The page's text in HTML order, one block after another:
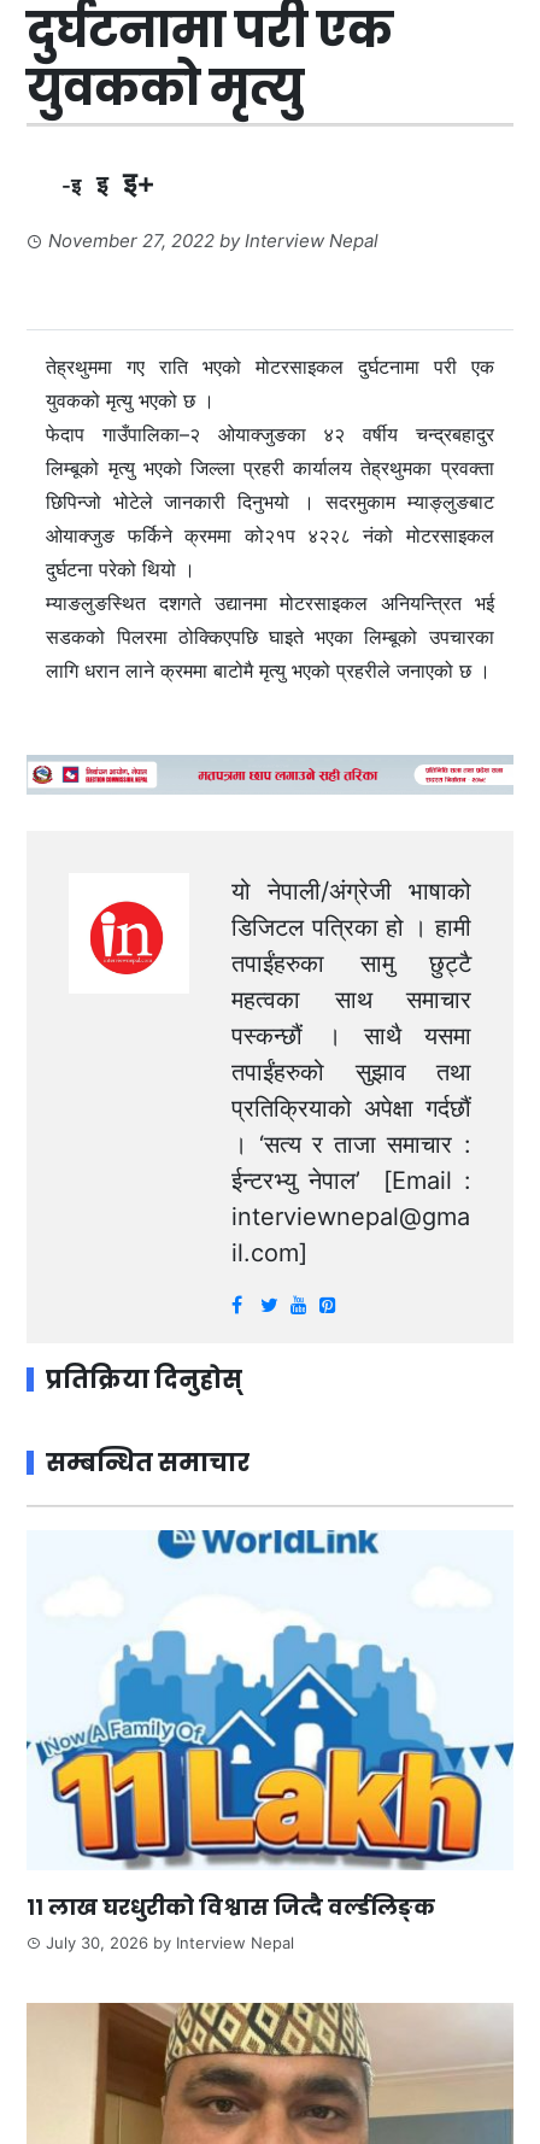
दुर्घटनामा परी एक
युवकको मृत्यु
-इ इ इ+
November 27, 2022 byInterview Nepal
तेह्रथुममा गए राति भएको मोटरसाइकल दुर्घटनामा परी एक
युवकको मृत्यु भएको छ ।
फेदाप गाउँपालिका–२ ओयाक्जुङका ४२ वर्षीय चन्द्रबहादुर
लिम्बूको मृत्यु भएको जिल्ला प्रहरी कार्यालय तेह्रथुमका प्रवक्ता
छिपिन्जो भोटेले जानकारी दिनुभयो । सदरमुकाम म्याङ्लुङबाट
ओयाक्जुङ फर्किने क्रममा को२१प ४२२८ नंको मोटरसाइकल
दुर्घटना परेको थियो ।
म्याङलुङस्थित दशगते उद्यानमा मोटरसाइकल अनियन्त्रित भई
सडकको पिलरमा ठोक्किएपछि घाइते भएका लिम्बूको उपचारका
लागि धरान लाने क्रममा बाटोमै मृत्यु भएको प्रहरीले जनाएको छ ।
यो नेपाली/अंग्रेजी भाषाको
डिजिटल पत्रिका हो । हामी
तपाईंहरुका सामु छुट्टै
महत्वका साथ समाचार
पस्कन्छौं । साथै यसमा
तपाईंहरुको सुझाव तथा
प्रतिक्रियाको अपेक्षा गर्दछौं
। ‘सत्य र ताजा समाचार :
ईन्टरभ्यु नेपाल’ [Email :
interviewnepal@gma
il.com]
प्रतिक्रिया दिनुहोस्
सम्बन्धित समाचार
११ लाख घरधुरीको विश्वास जित्दै वर्ल्डलिङ्क
July 30, 2026 by Interview Nepal